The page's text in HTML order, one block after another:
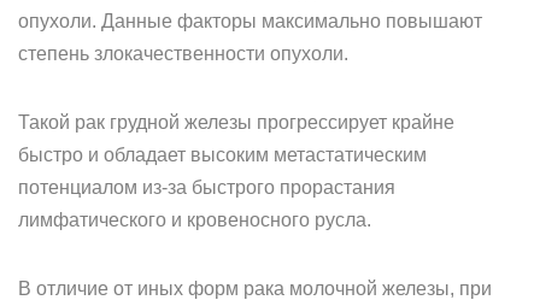
опухоли. Данные факторы максимально повышают
степень злокачественности опухоли.
Такой рак грудной железы прогрессирует крайне
быстро и обладает высоким метастатическим
потенциалом из-за быстрого прорастания
лимфатического и кровеносного русла.
В отличие от иных форм рака молочной железы, при